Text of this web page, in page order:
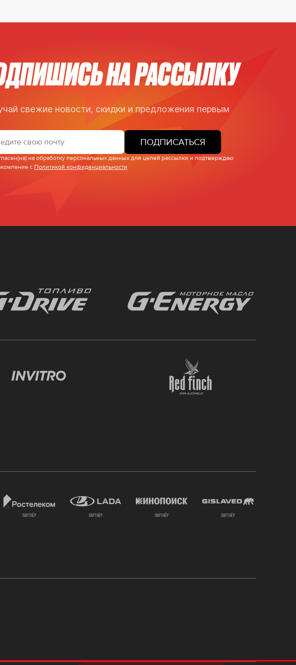
НА РАССЫЛКУ
свежие новости, скидки и предложения первым
ПОДПИСАТЬСЯ
на обработку персональных данных для целей рассылки и подтверждаю
с Политикой конфиденциальности
партнёр партнёр партнёр партнёр